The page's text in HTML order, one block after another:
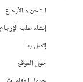
الشحن و الأرجاع
إنشاء طلب الإرجاع
إتصل بنا
حول الموقع